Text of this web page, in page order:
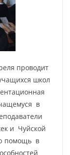
проводит
школ
в
и Чуйской
помощь в